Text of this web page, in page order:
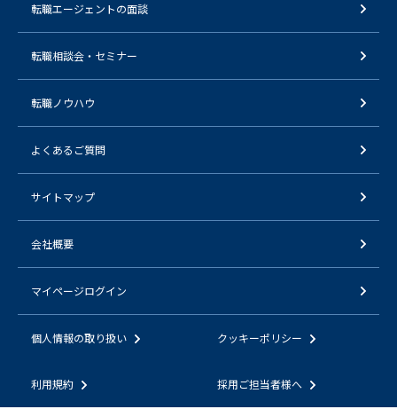
転職エージェントの面談
転職相談会・セミナー
転職ノウハウ
よくあるご質問
サイトマップ
会社概要
マイページログイン
個人情報の取り扱い クッキーポリシー
利用規約 採用ご担当者様へ